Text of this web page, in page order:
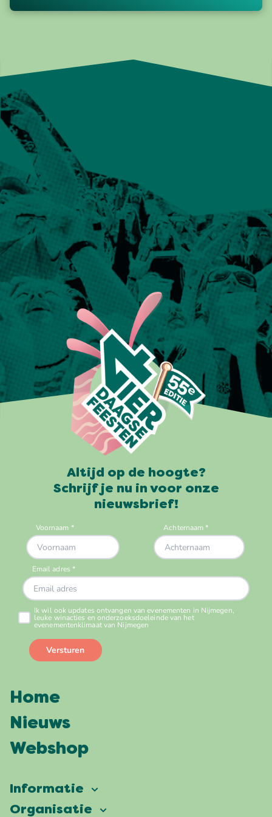
Altijd op de hoogte?
Schrijf je nu in voor onze
nieuwsbrief!
Home
Nieuws
Webshop
Informatie
Vierdaagsefeesten
Organisatie